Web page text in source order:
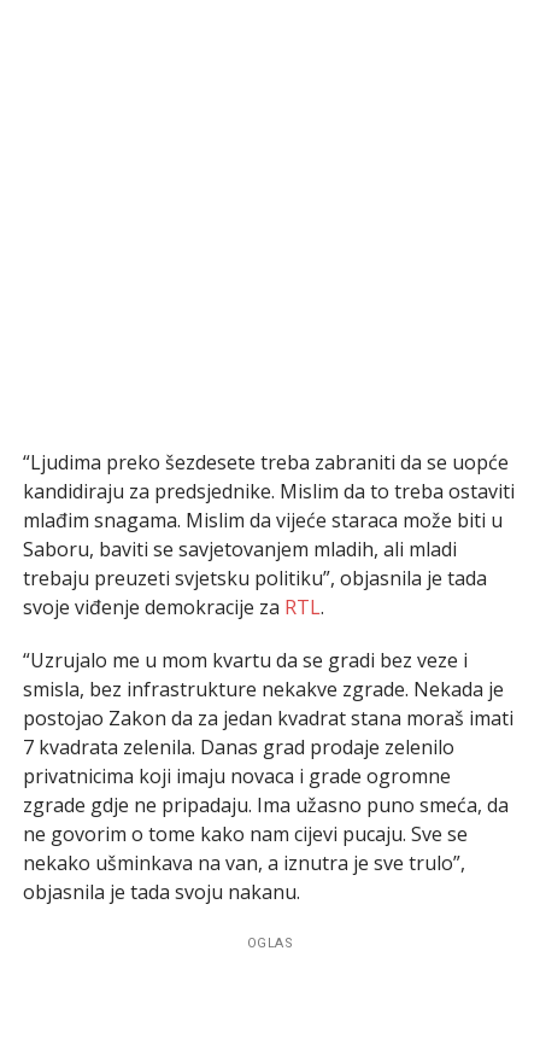
“Ljudima preko šezdesete treba zabraniti da se uopće
kandidiraju za predsjednike. Mislim da to treba ostaviti
mlađim snagama. Mislim da vijeće staraca može biti u
Saboru, baviti se savjetovanjem mladih, ali mladi
trebaju preuzeti svjetsku politiku”, objasnila je tada
svoje viđenje demokracije za RTL.
“Uzrujalo me u mom kvartu da se gradi bez veze i
smisla, bez infrastrukture nekakve zgrade. Nekada je
postojao Zakon da za jedan kvadrat stana moraš imati
7 kvadrata zelenila. Danas grad prodaje zelenilo
privatnicima koji imaju novaca i grade ogromne
zgrade gdje ne pripadaju. Ima užasno puno smeća, da
ne govorim o tome kako nam cijevi pucaju. Sve se
nekako ušminkava na van, a iznutra je sve trulo”,
objasnila je tada svoju nakanu.
OGLAS